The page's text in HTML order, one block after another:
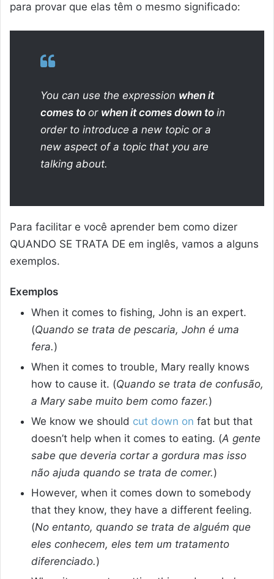
para provar que elas têm o mesmo significado:
You can use the expression when it
comes to or when it comes down to in
order to introduce a new topic or a
new aspect of a topic that you are
talking about.
Para facilitar e você aprender bem como dizer
QUANDO SE TRATA DE em inglês, vamos a alguns
exemplos.
Exemplos
When it comes to fishing, John is an expert.
(Quando se trata de pescaria, John é uma
fera.)
When it comes to trouble, Mary really knows
how to cause it. (Quando se trata de confusão,
a Mary sabe muito bem como fazer.)
We know we should cut down on fat but that
doesn’t help when it comes to eating. (A gente
sabe que deveria cortar a gordura mas isso
não ajuda quando se trata de comer.)
However, when it comes down to somebody
that they know, they have a different feeling.
(No entanto, quando se trata de alguém que
eles conhecem, eles tem um tratamento
diferenciado.)